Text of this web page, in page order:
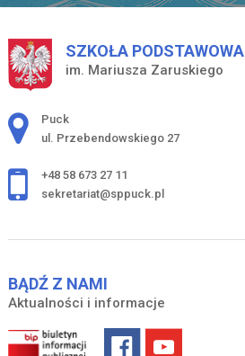
SZKOŁA PODSTAWOWA
im. Mariusza Zaruskiego
Adres pocztowy:
Puck
ul. Przebendowskiego 27
+48 58 673 27 11
sekretariat@sppuck.pl
BĄDŹ Z NAMI
Aktualności i informacje